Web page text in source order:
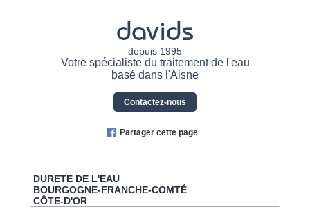
davids
depuis 1995
Votre spécialiste du traitement de l'eau
basé dans l'Aisne
Contactez-nous
Partager cette page
DURETE DE L'EAU
BOURGOGNE-FRANCHE-COMTÉ
CÔTE-D'OR